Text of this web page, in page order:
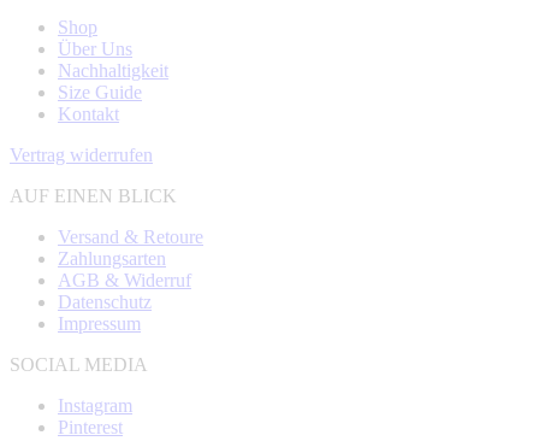
Shop
Über Uns
Nachhaltigkeit
Size Guide
Kontakt
Vertrag widerrufen
AUF EINEN BLICK
Versand & Retoure
Zahlungsarten
AGB & Widerruf
Datenschutz
Impressum
SOCIAL MEDIA
Instagram
Pinterest